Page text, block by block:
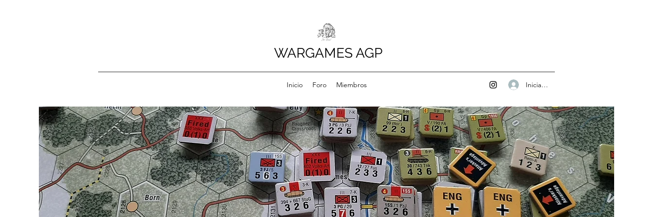
WARGAMES AGP
Inicio Foro Miembros Iniciar sesión